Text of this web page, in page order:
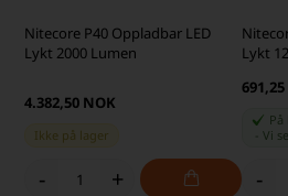
Nitecore P40 Oppladbar LED
Lykt 2000 Lumen
4.382,50 NOK
Ikke på lager
- +
Lykt
På
Vi
-